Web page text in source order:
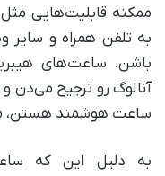
ممکنه قابلیت‌هایی مثل
به تلفن همراه و سایر
باشن. ساعت‌های
آنالوگ رو ترجیح می‌دن
ساعت هوشمند هستن،
به دلیل این که